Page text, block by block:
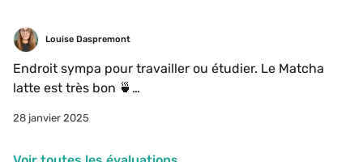
Louise Daspremont
Endroit sympa pour travailler ou étudier. Le Matcha
latte est très bon 🍵
28 janvier 2025